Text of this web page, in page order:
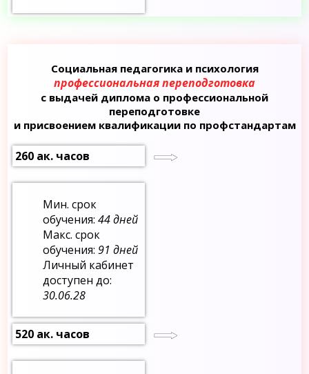
Социальная педагогика и психология
профессиональная переподготовка
с выдачей диплома о профессиональной
переподготовке
и присвоением квалификации по профстандартам
260 ак. часов
Мин. срок
обучения:44 дней
Макс. срок
обучения:91 дней
Личный кабинет
доступен до:
30.06.28
520 ак. часов